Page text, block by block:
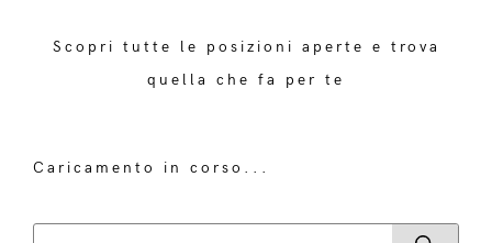
Scopri tutte le posizioni aperte e trova
quella che fa per te
Caricamento in corso...